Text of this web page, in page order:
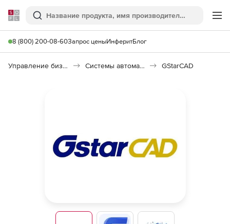
Softline
Поиск
8 (800) 200-08-60Запрос ценыИнферитБлог
Управление бизнесом, CRM/ERP Системы автоматизации GStarCAD